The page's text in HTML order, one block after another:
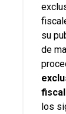
su
de
los